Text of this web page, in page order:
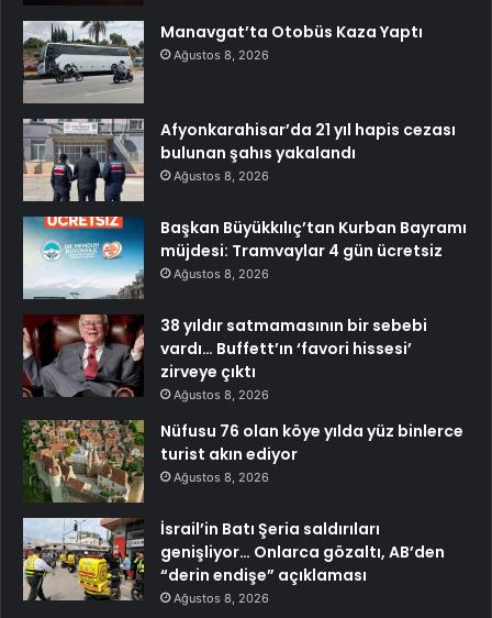
Manavgat’ta Otobüs Kaza Yaptı
Ağustos 8, 2026
Afyonkarahisar’da 21 yıl hapis cezası
bulunan şahıs yakalandı
Ağustos 8, 2026
Başkan Büyükkılıç’tan Kurban Bayramı
müjdesi: Tramvaylar 4 gün ücretsiz
Ağustos 8, 2026
38 yıldır satmamasının bir sebebi
vardı… Buffett’ın ‘favori hissesi’
zirveye çıktı
Ağustos 8, 2026
Nüfusu 76 olan köye yılda yüz binlerce
turist akın ediyor
Ağustos 8, 2026
İsrail’in Batı Şeria saldırıları
genişliyor… Onlarca gözaltı, AB’den
“derin endişe” açıklaması
Ağustos 8, 2026